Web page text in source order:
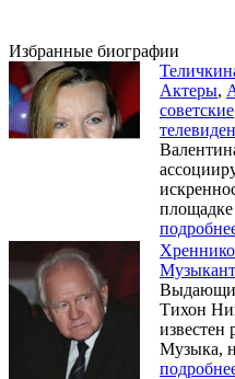
Избранные биографии
Актеры,
советские
площадке
Тихон
известен
Музыка,